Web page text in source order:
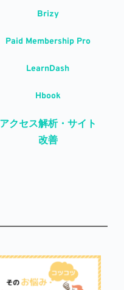
Brizy
Paid Membership Pro
LearnDash
Hbook
アクセス解析・サイト
改善